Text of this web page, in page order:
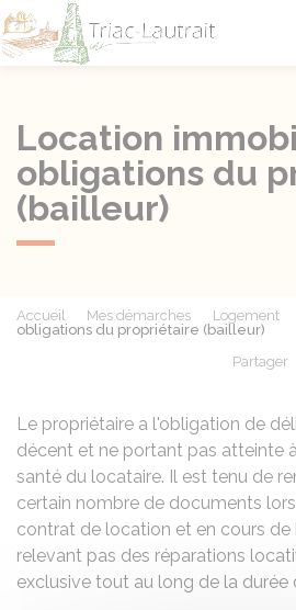
Location
obligations du
(bailleur)
Accueil Mes démarches Logement
obligations du propriétaire (bailleur)
Partager
Le propriétaire a l'obligation de
décent et ne portant pas atteinte
santé du locataire. Il est tenu de
certain nombre de documents
contrat de location et en cours de
relevant pas des réparations
exclusive tout au long de la durée